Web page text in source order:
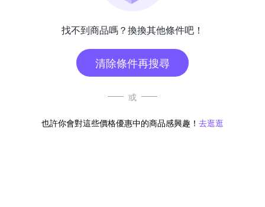
找不到商品嗎？換換其他條件吧！
清除條件再搜尋
或
也許你會對這些價格優惠中的商品感興趣！ 去逛逛